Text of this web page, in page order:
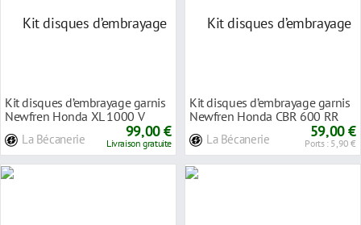
Kit disques d’embrayage garnis
Newfren Honda XL 1000 V
La Bécanerie 99,00 €
Livraison gratuite
Kit disques d’embrayage garnis
Newfren Honda CBR 600 RR
La Bécanerie 59,00 €
Ports : 5,90 €